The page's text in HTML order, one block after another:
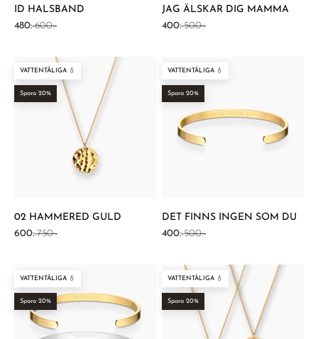
ID HALSBAND
REA-pris
480:-Pris
600:-
JAG ÄLSKAR DIG MAMMA
REA-pris
400:-Pris
500:-
VATTENTÅLIGA 💧
Spara 20%
02 HAMMERED GULD
REA-pris
600:-Pris
750:-
VATTENTÅLIGA 💧
Spara 20%
DET FINNS INGEN SOM DU
REA-pris
400:-Pris
500:-
VATTENTÅLIGA 💧
Spara 20%
VATTENTÅLIGA 💧
Spara 20%